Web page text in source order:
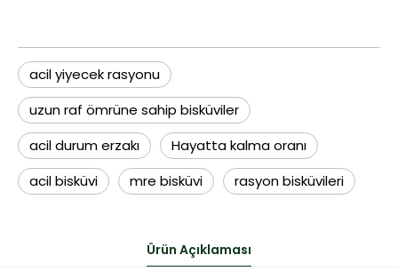
acil yiyecek rasyonu
uzun raf ömrüne sahip bisküviler
acil durum erzakı
Hayatta kalma oranı
acil bisküvi
mre bisküvi rasyon bisküvileri
Ürün Açıklaması